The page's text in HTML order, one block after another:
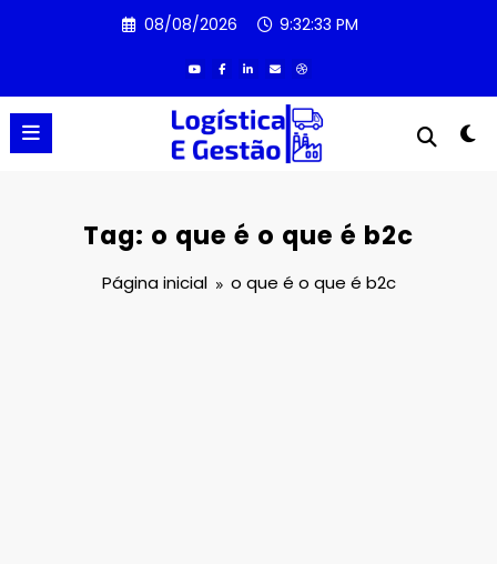
08/08/2026 9:32:33 PM
Tag: o que é o que é b2c
Página inicial o que é o que é b2c